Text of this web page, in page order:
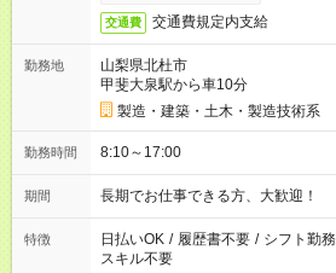
交通費 交通費規定内支給
勤務地
山梨県北杜市
甲斐大泉駅から車10分
製造・建築・土木・製造技術系
勤務時間 8:10～17:00
期間 長期でお仕事できる方、大歓迎！
特徴 日払いOK / 履歴書不要 / シフト勤務
スキル不要